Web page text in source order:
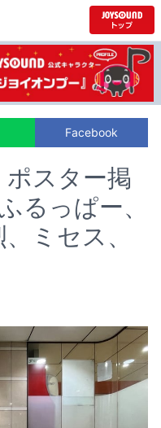
Facebook
ポスター掲
るっぱー、
ミセス、